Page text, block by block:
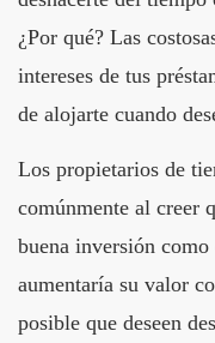
¿Por qué? Las
intereses de tus
de alojarte cuando
Los propietarios de
comúnmente al creer
buena inversión
aumentaría su valor
posible que deseen